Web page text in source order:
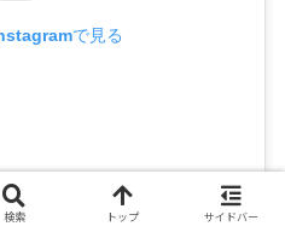
で見る
検索 トップ サイドバー